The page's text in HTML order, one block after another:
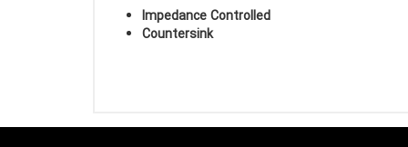
Impedance Controlled
Countersink